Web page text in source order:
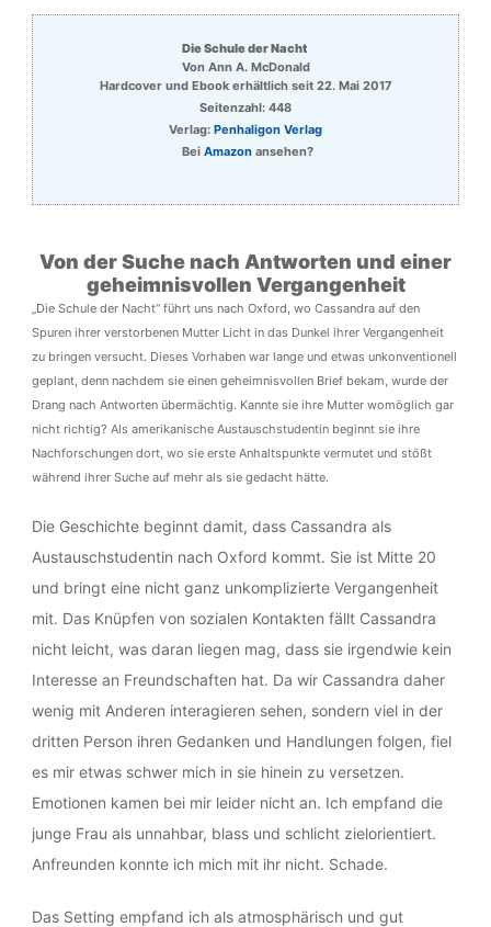
Die Schule der Nacht
Von Ann A. McDonald
Hardcover und Ebook erhältlich seit 22. Mai 2017
Seitenzahl: 448
Verlag: Penhaligon Verlag
Bei Amazonansehen?
Von der Suche nach Antworten und einer
geheimnisvollen Vergangenheit
„Die Schule der Nacht“ führt uns nach Oxford, wo Cassandra auf den
Spuren ihrer verstorbenen Mutter Licht in das Dunkel ihrer Vergangenheit
zu bringen versucht. Dieses Vorhaben war lange und etwas unkonventionell
geplant, denn nachdem sie einen geheimnisvollen Brief bekam, wurde der
Drang nach Antworten übermächtig. Kannte sie ihre Mutter womöglich gar
nicht richtig? Als amerikanische Austauschstudentin beginnt sie ihre
Nachforschungen dort, wo sie erste Anhaltspunkte vermutet und stößt
während ihrer Suche auf mehr als sie gedacht hätte.
Die Geschichte beginnt damit, dass Cassandra als
Austauschstudentin nach Oxford kommt. Sie ist Mitte 20
und bringt eine nicht ganz unkomplizierte Vergangenheit
mit. Das Knüpfen von sozialen Kontakten fällt Cassandra
nicht leicht, was daran liegen mag, dass sie irgendwie kein
Interesse an Freundschaften hat. Da wir Cassandra daher
wenig mit Anderen interagieren sehen, sondern viel in der
dritten Person ihren Gedanken und Handlungen folgen, fiel
es mir etwas schwer mich in sie hinein zu versetzen.
Emotionen kamen bei mir leider nicht an. Ich empfand die
junge Frau als unnahbar, blass und schlicht zielorientiert.
Anfreunden konnte ich mich mit ihr nicht. Schade.
Das Setting empfand ich als atmosphärisch und gut